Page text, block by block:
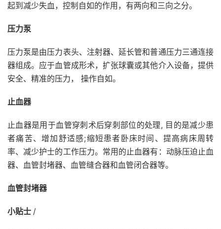
起到减少失血，控制自如的作用，有两向和三向之分。
压力泵
压力泵是由压力表头、注射器、延长管和普通压力三通连接
器组成。应于血管成形术，扩张球囊或其他介入设备，提供
安全、精准的压力， 操作自如。
止血器
止血器是用于血管穿刺术后穿刺部位的处理, 目的是减少患
者痛苦、增加舒适感;缩短患者卧床时间、提高病床周转
率、减少护士的工作压力。常用的止血器有：动脉压迫止血
器、血管封堵器、血管缝合器和血管闭合器等。
血管封堵器
小贴士 /